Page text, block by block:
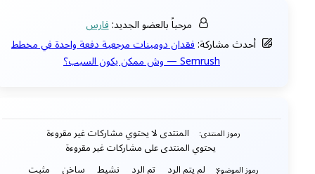
مرحباً بالعضو الجديد:فارس
أحدث مشاركة:فقدان دومينات مرجعية دفعة واحدة في مخطط
Semrush — وش ممكن يكون السبب؟
رموز المنتدى: المنتدى لا يحتوي مشاركات غير مقروءة
يحتوي المنتدى على مشاركات غير مقروءة
رموز الموضوع: لم يتم الرد تم الرد نشيط ساخن مثبت